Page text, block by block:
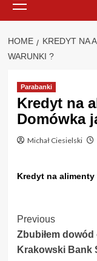
Menu
HOME
KREDYT NA
WARUNKI ?
Parabanki
Kredyt na
Domówka
Michał Ciesielski
Kredyt na
Post
Previous
Zbubiłem
Krakowski Bank